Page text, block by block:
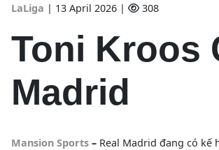
LaLiga | 13 April 2026 | 308
Toni Kroos
Madrid
Mansion Sports – Real Madrid đang có